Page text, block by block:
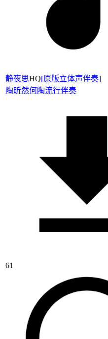
静夜思HQ[原版立体声伴奏]
陶昕然何陶流行伴奏
61